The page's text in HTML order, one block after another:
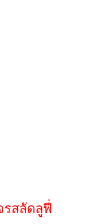
รสลัดลูฟี่